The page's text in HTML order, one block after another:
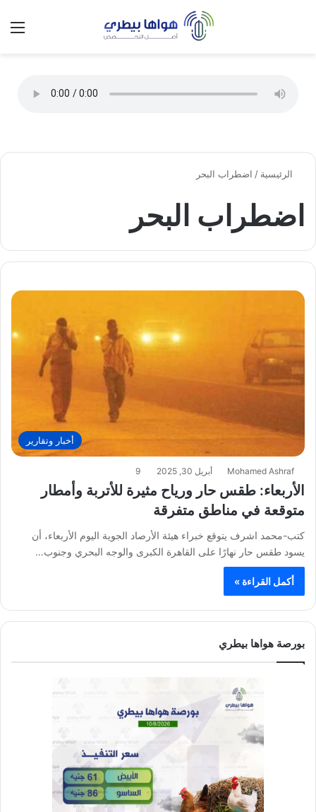
الوضع
الرئيسية / اضطراب البحر
اضطراب البحر
أخبار وتقارير
Mohamed Ashraf أبريل 30, 2025 9
الأربعاء: طقس حار ورياح مثيرة للأتربة وأمطار
متوقعة في مناطق متفرقة
كتب-محمد اشرف يتوقع خبراء هيئة الأرصاد الجوية اليوم الأربعاء، أن
يسود طقس حار نهارًا على القاهرة الكبرى والوجه البحري وجنوب…
أكمل القراءة »
بورصة هواها بيطري